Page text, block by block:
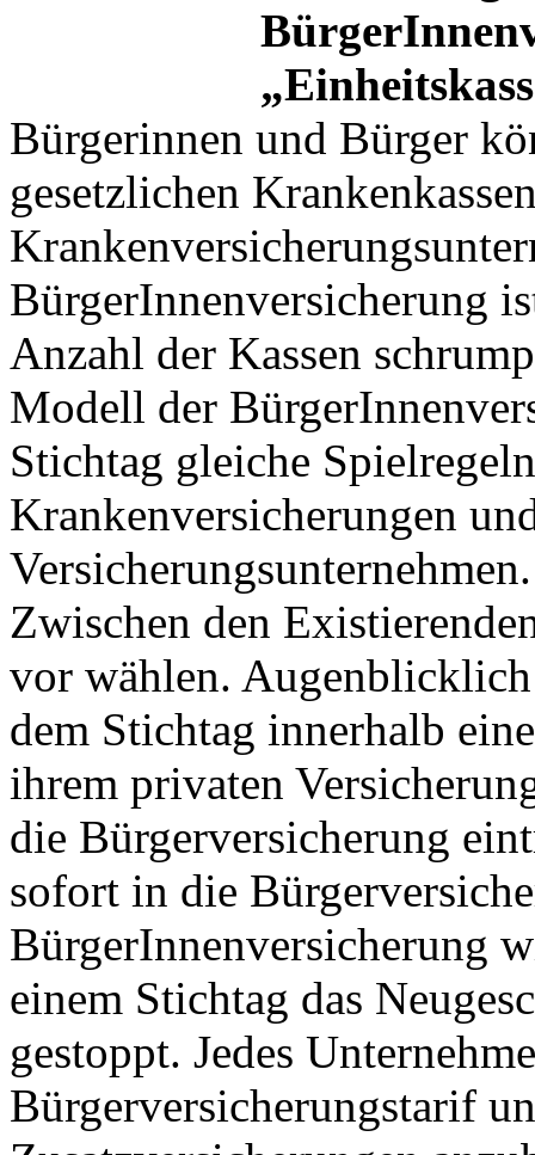
Bürgerinnen und Bürger
gesetzlichen
BürgerInnenversicherung
Anzahl der Kassen
Modell der
Stichtag gleiche
Krankenversicherungen
Versicherungsunternehmen.
Zwischen den
vor wählen.
dem Stichtag innerhalb
ihrem privaten
die Bürgerversicherung
sofort in die
BürgerInnenversicherung
einem Stichtag das
gestoppt. Jedes
Bürgerversicherungstarif